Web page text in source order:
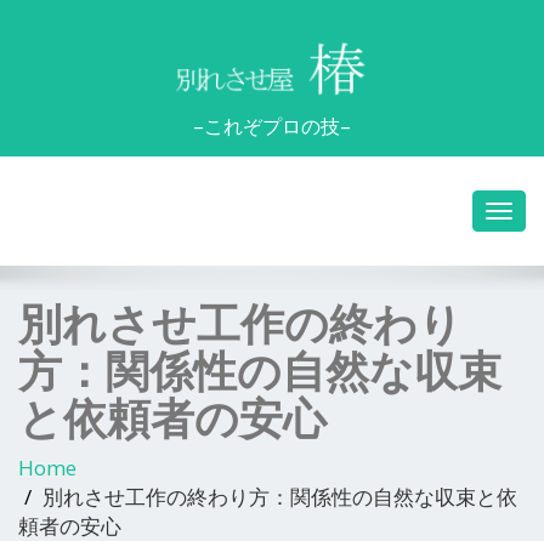
–これぞプロの技–
別れさせ工作の終わり
方：関係性の自然な収束
と依頼者の安心
Home
別れさせ工作の終わり方：関係性の自然な収束と依
頼者の安心